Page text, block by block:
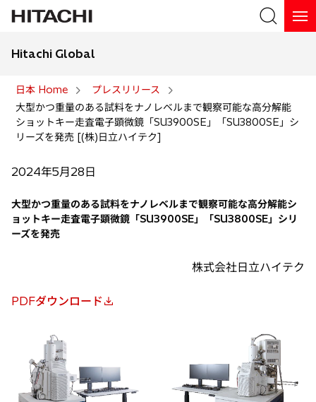
検索
Hitachi Global
日本 Home
プレスリリース
大型かつ重量のある試料をナノレベルまで観察可能な高分解能
ショットキー走査電子顕微鏡「SU3900SE」「SU3800SE」シ
リーズを発売 [(株)日立ハイテク]
2024年5月28日
大型かつ重量のある試料をナノレベルまで観察可能な高分解能シ
ョットキー走査電子顕微鏡「SU3900SE」「SU3800SE」シリ
ーズを発売
株式会社日立ハイテク
PDFダウンロード
新
で